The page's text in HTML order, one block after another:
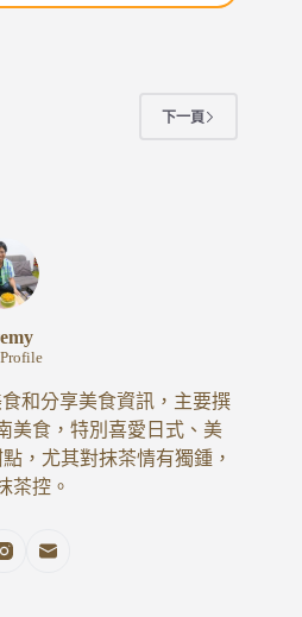
附
近
平
價
印
度
料
理
小
館
下一頁
和分享美食資訊，主要撰
美食，特別喜愛日式、美
，尤其對抹茶情有獨鍾，
茶控。